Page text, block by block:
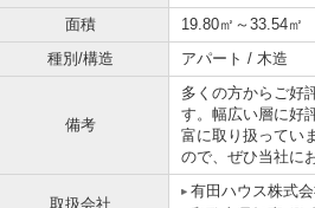
面積
19.80㎡～33.54㎡
種別/構造
アパート / 木造
備考
多くの方からご好
す。幅広い層に好
富に取り扱ってい
ので、ぜひ当社に
取扱会社
有田ハウス株式